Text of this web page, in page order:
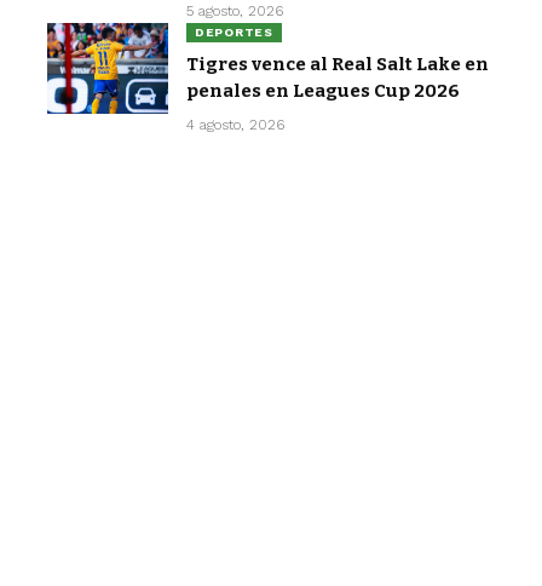
5 agosto, 2026
DEPORTES
Tigres vence al Real Salt Lake en
penales en Leagues Cup 2026
4 agosto, 2026